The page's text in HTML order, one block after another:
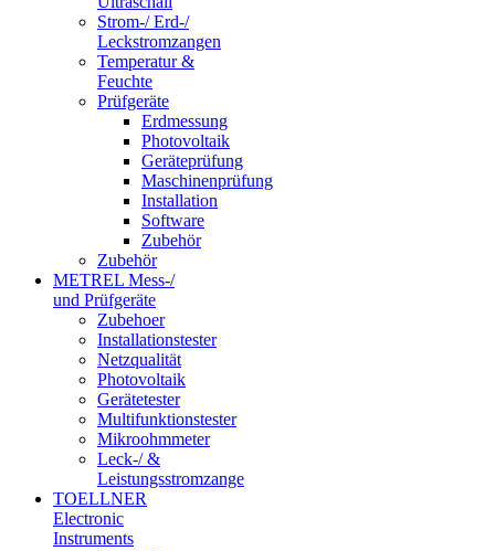
Strom-/ Erd-/
Leckstromzangen
Temperatur &
Feuchte
Prüfgeräte
Erdmessung
Photovoltaik
Geräteprüfung
Maschinenprüfung
Installation
Software
Zubehör
Zubehör
METREL Mess-/
und Prüfgeräte
Zubehoer
Installationstester
Netzqualität
Photovoltaik
Gerätetester
Multifunktionstester
Mikroohmmeter
Leck-/ &
Leistungsstromzange
TOELLNER
Electronic
Instruments